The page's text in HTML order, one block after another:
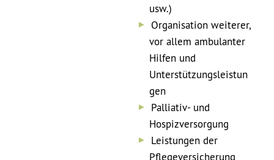
usw.)
Organisation weiterer,
vor allem ambulanter
Hilfen und
Unterstützungsleistun
gen
Palliativ- und
Hospizversorgung
Leistungen der
Pflegeversicherung